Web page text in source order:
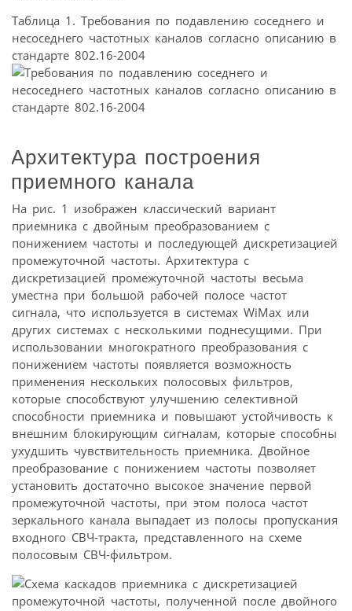
Таблица 1. Требования по подавлению соседнего и
несоседнего частотных каналов согласно описанию в
стандарте 802.16-2004
Архитектура построения
приемного канала
На рис. 1 изображен классический вариант
приемника с двойным преобразованием с
понижением частоты и последующей дискретизацией
промежуточной частоты. Архитектура с
дискретизацией промежуточной частоты весьма
уместна при большой рабочей полосе частот
сигнала, что используется в системах WiMax или
других системах с несколькими поднесущими. При
использовании многократного преобразования с
понижением частоты появляется возможность
применения нескольких полосовых фильтров,
которые способствуют улучшению селективной
способности приемника и повышают устойчивость к
внешним блокирующим сигналам, которые способны
ухудшить чувствительность приемника. Двойное
преобразование с понижением частоты позволяет
установить достаточно высокое значение первой
промежуточной частоты, при этом полоса частот
зеркального канала выпадает из полосы пропускания
входного СВЧ-тракта, представленного на схеме
полосовым СВЧ-фильтром.